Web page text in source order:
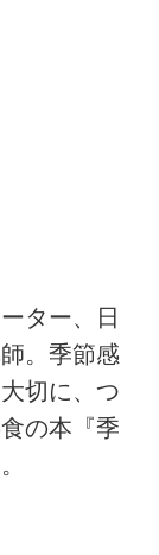
ター、日
。季節感
切に、つ
の本『季